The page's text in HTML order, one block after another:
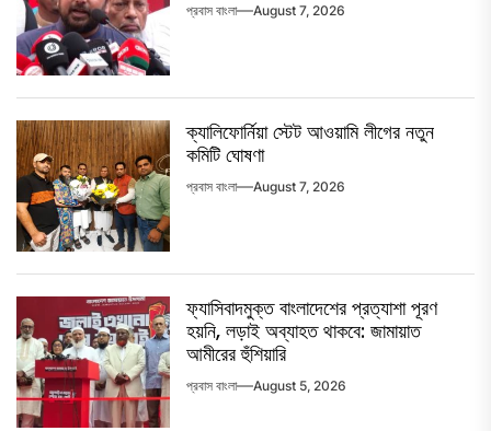
প্রবাস বাংলা August 7, 2026
ক্যালিফোর্নিয়া স্টেট আওয়ামি লীগের নতুন
কমিটি ঘোষণা
প্রবাস বাংলা August 7, 2026
ফ্যাসিবাদমুক্ত বাংলাদেশের প্রত্যাশা পূরণ
হয়নি, লড়াই অব্যাহত থাকবে: জামায়াত
আমীরের হুঁশিয়ারি
প্রবাস বাংলা August 5, 2026